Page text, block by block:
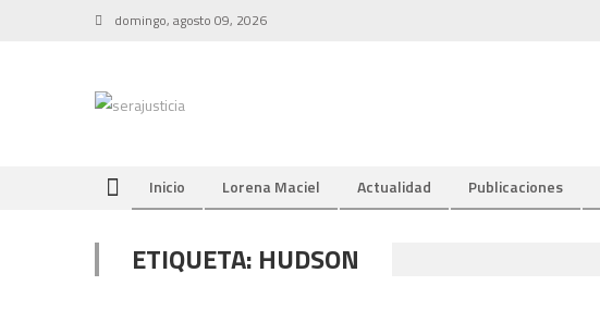
domingo, agosto 09, 2026
Inicio Lorena Maciel Actualidad Publicaciones
ETIQUETA: HUDSON